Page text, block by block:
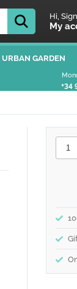
Hi,
My
URBAN GARDEN
+34